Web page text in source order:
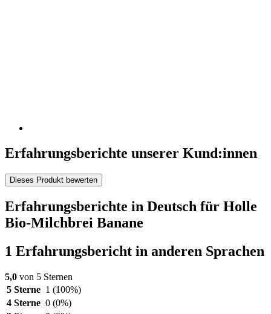
Erfahrungsberichte unserer Kund:innen
Dieses Produkt bewerten
Erfahrungsberichte in Deutsch für Holle
Bio-Milchbrei Banane
1 Erfahrungsbericht in anderen Sprachen
5,0 von 5 Sternen
5 Sterne 1 (100%)
4 Sterne 0 (0%)